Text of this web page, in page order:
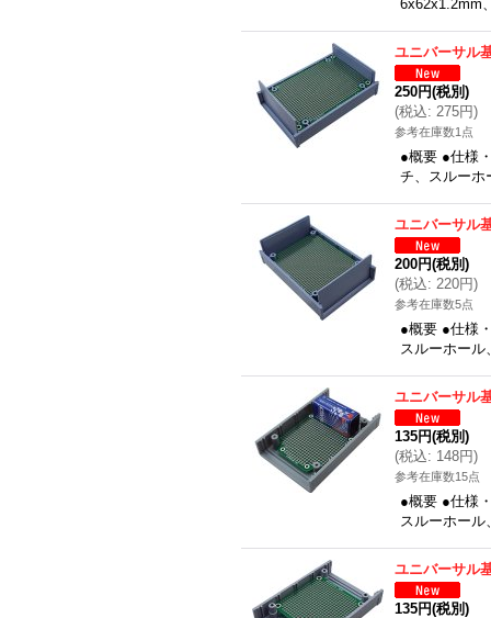
6x62x1.2mm
ユニバーサル
250円(税別)
(税込: 275円)
参考在庫数1点
●概要 ●仕様
チ、スルーホ
ユニバーサル
200円(税別)
(税込: 220円)
参考在庫数5点
●概要 ●仕様
スルーホー
ユニバーサル
135円(税別)
(税込: 148円)
参考在庫数15点
●概要 ●仕様
スルーホー
ユニバーサル
135円(税別)